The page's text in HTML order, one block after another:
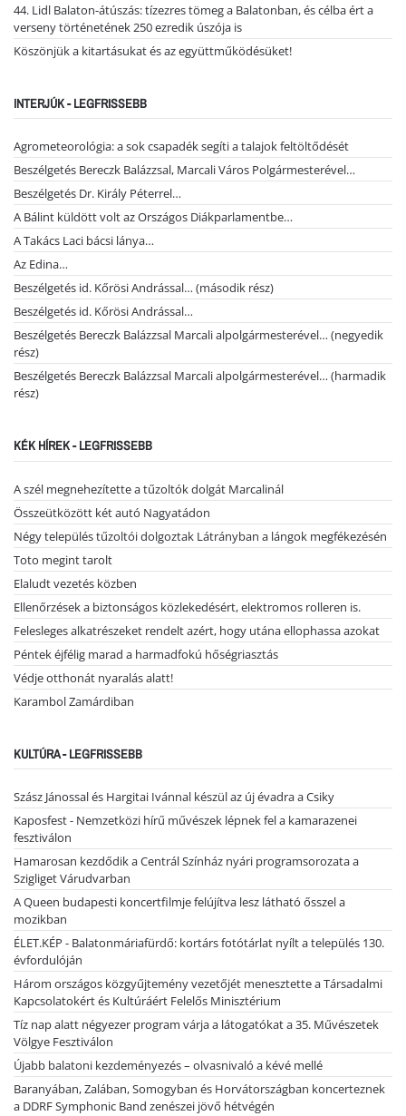
44. Lidl Balaton-átúszás: tízezres tömeg a Balatonban, és célba ért a
verseny történetének 250 ezredik úszója is
Köszönjük a kitartásukat és az együttműködésüket!
INTERJÚK - LEGFRISSEBB
Agrometeorológia: a sok csapadék segíti a talajok feltöltődését
Beszélgetés Bereczk Balázzsal, Marcali Város Polgármesterével…
Beszélgetés Dr. Király Péterrel…
A Bálint küldött volt az Országos Diákparlamentbe…
A Takács Laci bácsi lánya…
Az Edina…
Beszélgetés id. Kőrösi Andrással… (második rész)
Beszélgetés id. Kőrösi Andrással…
Beszélgetés Bereczk Balázzsal Marcali alpolgármesterével… (negyedik
rész)
Beszélgetés Bereczk Balázzsal Marcali alpolgármesterével… (harmadik
rész)
KÉK HÍREK - LEGFRISSEBB
A szél megnehezítette a tűzoltók dolgát Marcalinál
Összeütközött két autó Nagyatádon
Négy település tűzoltói dolgoztak Látrányban a lángok megfékezésén
Toto megint tarolt
Elaludt vezetés közben
Ellenőrzések a biztonságos közlekedésért, elektromos rolleren is.
Felesleges alkatrészeket rendelt azért, hogy utána ellophassa azokat
Péntek éjfélig marad a harmadfokú hőségriasztás
Védje otthonát nyaralás alatt!
Karambol Zamárdiban
KULTÚRA - LEGFRISSEBB
Szász Jánossal és Hargitai Ivánnal készül az új évadra a Csiky
Kaposfest - Nemzetközi hírű művészek lépnek fel a kamarazenei
fesztiválon
Hamarosan kezdődik a Centrál Színház nyári programsorozata a
Szigliget Várudvarban
A Queen budapesti koncertfilmje felújítva lesz látható ősszel a
mozikban
ÉLET.KÉP - Balatonmáriafürdő: kortárs fotótárlat nyílt a település 130.
évfordulóján
Három országos közgyűjtemény vezetőjét menesztette a Társadalmi
Kapcsolatokért és Kultúráért Felelős Minisztérium
Tíz nap alatt négyezer program várja a látogatókat a 35. Művészetek
Völgye Fesztiválon
Újabb balatoni kezdeményezés – olvasnivaló a kévé mellé
Baranyában, Zalában, Somogyban és Horvátországban koncerteznek
a DDRF Symphonic Band zenészei jövő hétvégén